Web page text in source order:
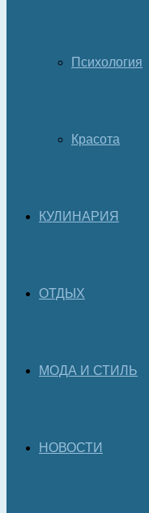
Психология
Красота
КУЛИНАРИЯ
ОТДЫХ
МОДА И СТИЛЬ
НОВОСТИ